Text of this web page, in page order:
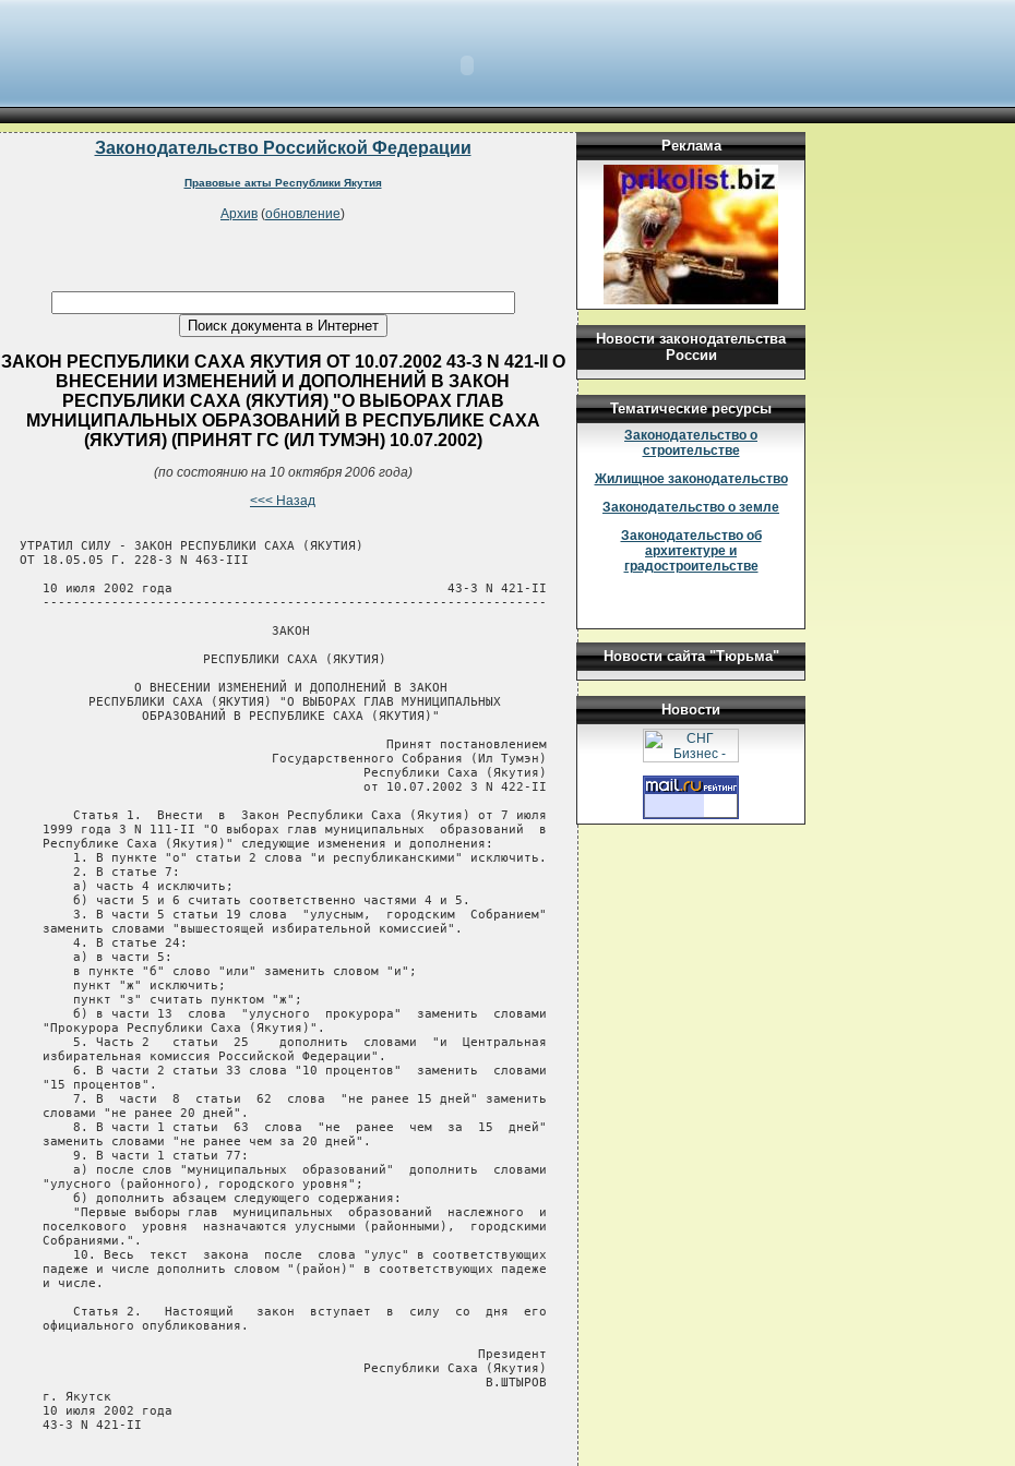
Законодательство Российской Федерации
Правовые акты Республики Якутия
Архив (обновление)
ЗАКОН РЕСПУБЛИКИ САХА ЯКУТИЯ ОТ 10.07.2002 43-З N 421-II О
ВНЕСЕНИИ ИЗМЕНЕНИЙ И ДОПОЛНЕНИЙ В ЗАКОН
РЕСПУБЛИКИ САХА (ЯКУТИЯ) "О ВЫБОРАХ ГЛАВ
МУНИЦИПАЛЬНЫХ ОБРАЗОВАНИЙ В РЕСПУБЛИКЕ САХА
(ЯКУТИЯ) (ПРИНЯТ ГС (ИЛ ТУМЭН) 10.07.2002)
(по состоянию на 10 октября 2006 года)
<<< Назад
УТРАТИЛ СИЛУ - ЗАКОН РЕСПУБЛИКИ САХА (ЯКУТИЯ)
ОТ 18.05.05 Г. 228-З N 463-III
   10 июля 2002 года                                    43-З N 421-II
   ------------------------------------------------------------------
                                 ЗАКОН
                        РЕСПУБЛИКИ САХА (ЯКУТИЯ)
               О ВНЕСЕНИИ ИЗМЕНЕНИЙ И ДОПОЛНЕНИЙ В ЗАКОН
         РЕСПУБЛИКИ САХА (ЯКУТИЯ) "О ВЫБОРАХ ГЛАВ МУНИЦИПАЛЬНЫХ
                ОБРАЗОВАНИЙ В РЕСПУБЛИКЕ САХА (ЯКУТИЯ)"
                                                Принят постановлением
                                 Государственного Собрания (Ил Тумэн)
                                             Республики Саха (Якутия)
                                             от 10.07.2002 З N 422-II
       Статья 1.  Внести  в  Закон Республики Саха (Якутия) от 7 июля
   1999 года З N 111-II "О выборах глав муниципальных  образований  в
   Республике Саха (Якутия)" следующие изменения и дополнения:
       1. В пункте "о" статьи 2 слова "и республиканскими" исключить.
       2. В статье 7:
       а) часть 4 исключить;
       б) части 5 и 6 считать соответственно частями 4 и 5.
       3. В части 5 статьи 19 слова  "улусным,  городским  Собранием"
   заменить словами "вышестоящей избирательной комиссией".
       4. В статье 24:
       а) в части 5:
       в пункте "б" слово "или" заменить словом "и";
       пункт "ж" исключить;
       пункт "з" считать пунктом "ж";
       б) в части 13  слова  "улусного  прокурора"  заменить  словами
   "Прокурора Республики Саха (Якутия)".
       5. Часть 2   статьи  25    дополнить  словами  "и  Центральная
   избирательная комиссия Российской Федерации".
       6. В части 2 статьи 33 слова "10 процентов"  заменить  словами
   "15 процентов".
       7. В  части  8  статьи  62  слова  "не ранее 15 дней" заменить
   словами "не ранее 20 дней".
       8. В части 1 статьи  63  слова  "не  ранее  чем  за  15  дней"
   заменить словами "не ранее чем за 20 дней".
       9. В части 1 статьи 77:
       а) после слов "муниципальных  образований"  дополнить  словами
   "улусного (районного), городского уровня";
       б) дополнить абзацем следующего содержания:
       "Первые выборы глав  муниципальных  образований  наслежного  и
   поселкового  уровня  назначаются улусными (районными),  городскими
   Собраниями.".
       10. Весь  текст  закона  после  слова "улус" в соответствующих
   падеже и числе дополнить словом "(район)" в соответствующих падеже
   и числе.
       Статья 2.   Настоящий   закон  вступает  в  силу  со  дня  его
   официального опубликования.
                                                            Президент
                                             Республики Саха (Якутия)
                                                             В.ШТЫРОВ
   г. Якутск
   10 июля 2002 года
   43-З N 421-II
Реклама
Новости законодательства
России
Тематические ресурсы
Законодательство о
строительстве
Жилищное законодательство
Законодательство о земле
Законодательство об
архитектуре и
градостроительстве
Новости сайта "Тюрьма"
Новости